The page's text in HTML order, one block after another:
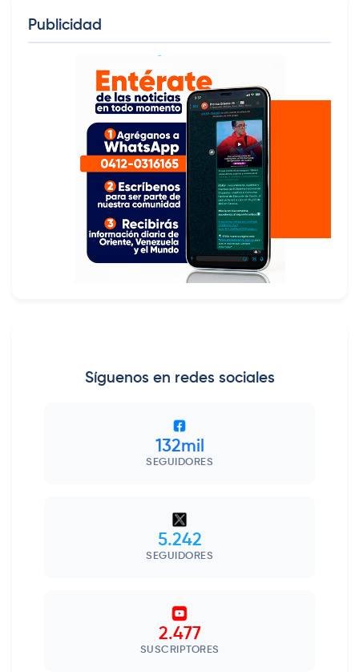
Publicidad
Síguenos en redes sociales
132mil
SEGUIDORES
5.242
SEGUIDORES
2.477
SUSCRIPTORES